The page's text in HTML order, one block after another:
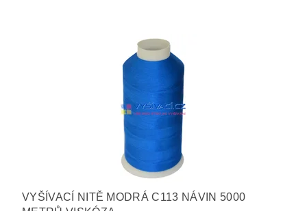
VYŠÍVACÍ NITĚ MODRÁ C113 NÁVIN 5000